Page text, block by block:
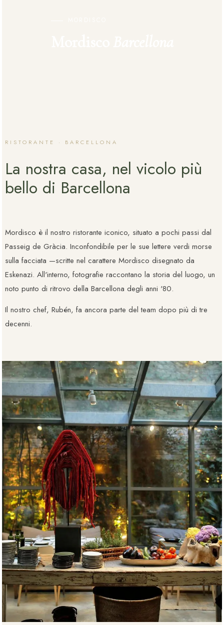
RISTORANTE · BARCELLONA
La nostra casa, nel vicolo più
bello di Barcellona
Mordisco è il nostro ristorante iconico, situato a pochi passi dal
Passeig de Gràcia. Inconfondibile per le sue lettere verdi morse
sulla facciata —scritte nel carattere Mordisco disegnato da
Eskenazi. All'interno, fotografie raccontano la storia del luogo, un
noto punto di ritrovo della Barcellona degli anni '80.
Il nostro chef, Rubén, fa ancora parte del team dopo più di tre
decenni.